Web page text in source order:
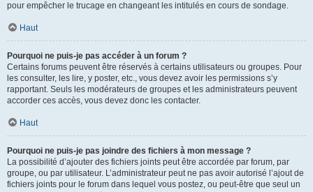
pour empêcher le trucage en changeant les intitulés en cours de sondage.
Haut
Pourquoi ne puis-je pas accéder à un forum ?
Certains forums peuvent être réservés à certains utilisateurs ou groupes. Pour
les consulter, les lire, y poster, etc., vous devez avoir les permissions s’y
rapportant. Seuls les modérateurs de groupes et les administrateurs peuvent
accorder ces accès, vous devez donc les contacter.
Haut
Pourquoi ne puis-je pas joindre des fichiers à mon message ?
La possibilité d’ajouter des fichiers joints peut être accordée par forum, par
groupe, ou par utilisateur. L’administrateur peut ne pas avoir autorisé l’ajout de
fichiers joints pour le forum dans lequel vous postez, ou peut-être que seul un